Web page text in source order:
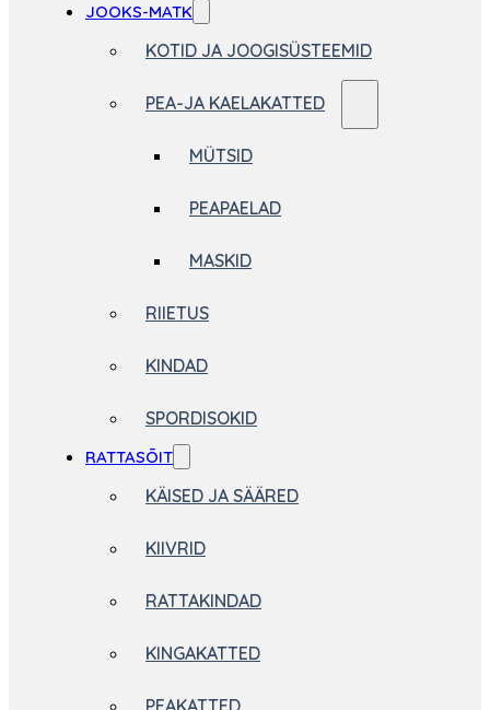
JOOKS-MATK
KOTID JA JOOGISÜSTEEMID
PEA-JA KAELAKATTED
MÜTSID
PEAPAELAD
MASKID
RIIETUS
KINDAD
SPORDISOKID
RATTASÕIT
KÄISED JA SÄÄRED
KIIVRID
RATTAKINDAD
KINGAKATTED
PEAKATTED